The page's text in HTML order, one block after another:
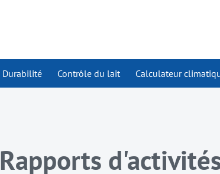
Durabilité Contrôle du lait Calculateur
Rapports